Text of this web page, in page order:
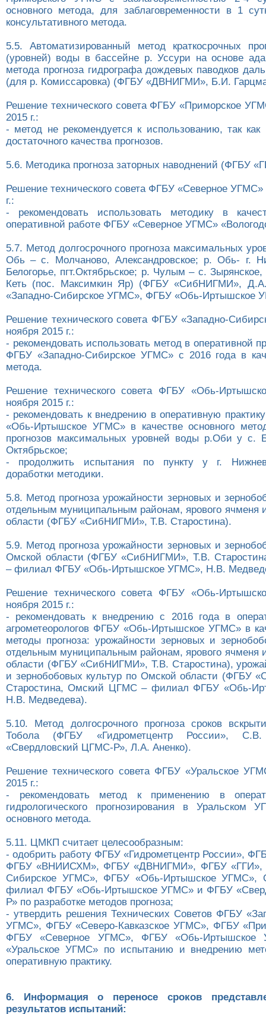
основного метода, для заблаговременности в 1
консультативного метода.
5.5. Автоматизированный метод краткосрочных
(уровней) воды в бассейне р. Уссури на основе
метода прогноза гидрографа дождевых паводков
(для р. Комиссаровка) (ФГБУ «ДВНИГМИ», Б.И.
Решение технического совета ФГБУ «Приморское
2015 г.:
- метод не рекомендуется к использованию, так как
достаточного качества прогнозов.
5.6. Методика прогноза заторных наводнений (ФГБУ
Решение технического совета ФГБУ «Северное УГМС»
г.:
- рекомендовать использовать методику в
оперативной работе ФГБУ «Северное УГМС»
5.7. Метод долгосрочного прогноза максимальных
Обь – с. Молчаново, Александровское; р. Обь- г.
Белогорье, пгт.Октябрьское; р. Чулым – с. Зырянское,
Кеть (пос. Максимкин Яр) (ФГБУ «СибНИГМИ»,
«Западно-Сибирское УГМС», ФГБУ «Обь-Иртышское
Решение технического совета ФГБУ «Западно-
ноября 2015 г.:
- рекомендовать использовать метод в оперативной
ФГБУ «Западно-Сибирское УГМС» с 2016 года в
метода.
Решение технического совета ФГБУ «Обь-
ноября 2015 г.:
- рекомендовать к внедрению в оперативную
«Обь-Иртышское УГМС» в качестве основного
прогнозов максимальных уровней воды р.Оби у с.
Октябрьское;
- продолжить испытания по пункту у г.
доработки методики.
5.8. Метод прогноза урожайности зерновых и
отдельным муниципальным районам, ярового ячменя
области (ФГБУ «СибНИГМИ», Т.В. Старостина).
5.9. Метод прогноза урожайности зерновых и
Омской области (ФГБУ «СибНИГМИ», Т.В.
– филиал ФГБУ «Обь-Иртышское УГМС», Н.В.
Решение технического совета ФГБУ «Обь-
ноября 2015 г.:
- рекомендовать к внедрению с 2016 года в
агрометеорологов ФГБУ «Обь-Иртышское УГМС» в
методы прогноза: урожайности зерновых и
отдельным муниципальным районам, ярового ячменя
области (ФГБУ «СибНИГМИ», Т.В. Старостина),
и зернобобовых культур по Омской области (ФГБУ
Старостина, Омский ЦГМС – филиал ФГБУ «Обь-
Н.В. Медведева).
5.10. Метод долгосрочного прогноза сроков
Тобола (ФГБУ «Гидрометцентр России»,
«Свердловский ЦГМС-Р», Л.А. Аненко).
Решение технического совета ФГБУ «Уральское
2015 г.:
- рекомендовать метод к применению в
гидрологического прогнозирования в Уральском
основного метода.
5.11. ЦМКП считает целесообразным:
- одобрить работу ФГБУ «Гидрометцентр России»,
ФГБУ «ВНИИСХМ», ФГБУ «ДВНИГМИ», ФГБУ «ГГИ»,
Сибирское УГМС», ФГБУ «Обь-Иртышское
филиал ФГБУ «Обь-Иртышское УГМС» и ФГБУ
Р» по разработке методов прогноза;
- утвердить решения Технических Советов ФГБУ
УГМС», ФГБУ «Северо-Кавказское УГМС», ФГБУ
ФГБУ «Северное УГМС», ФГБУ «Обь-
«Уральское УГМС» по испытанию и внедрению
оперативную практику.
6. Информация о переносе сроков
результатов испытаний: